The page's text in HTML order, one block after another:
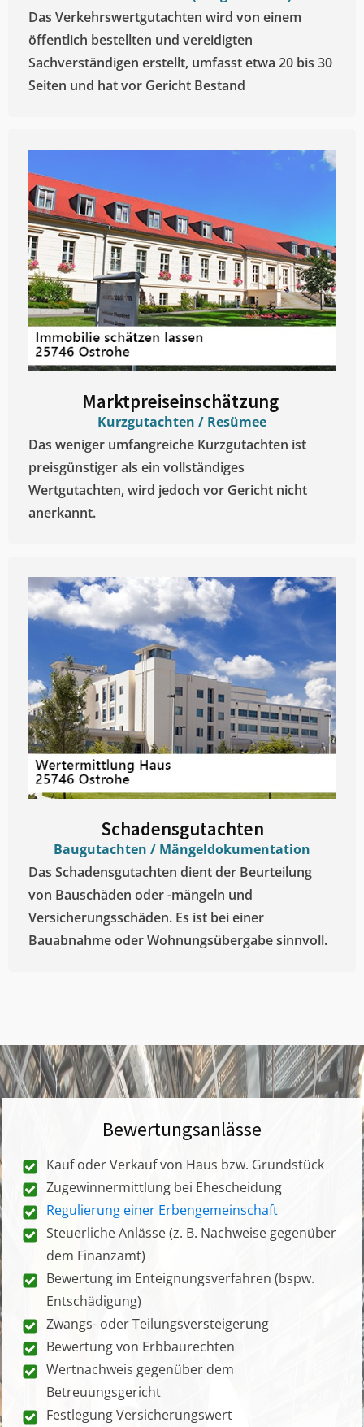
Das Verkehrswertgutachten wird von einem
öffentlich bestellten und vereidigten
Sachverständigen erstellt, umfasst etwa 20 bis 30
Seiten und hat vor Gericht Bestand
Marktpreiseinschätzung ​
Kurzgutachten / Resümee
Das weniger umfangreiche Kurzgutachten ist
preisgünstiger als ein vollständiges
Wertgutachten, wird jedoch vor Gericht nicht
anerkannt.
Schadensgutachten
Baugutachten / Mängeldokumentation
Das Schadensgutachten dient der Beurteilung
von Bauschäden oder -mängeln und
Versicherungsschäden. Es ist bei einer
Bauabnahme oder Wohnungsübergabe sinnvoll.
Bewertungsanlässe
Kauf oder Verkauf von Haus bzw. Grundstück
Zugewinnermittlung bei Ehescheidung
Regulierung einer Erbengemeinschaft
Steuerliche Anlässe (z. B. Nachweise gegenüber
dem Finanzamt)
Bewertung im Enteignungsverfahren (bspw.
Entschädigung)
Zwangs- oder Teilungsversteigerung
Bewertung von Erbbaurechten
Wertnachweis gegenüber dem
Betreuungsgericht
Festlegung Versicherungswert